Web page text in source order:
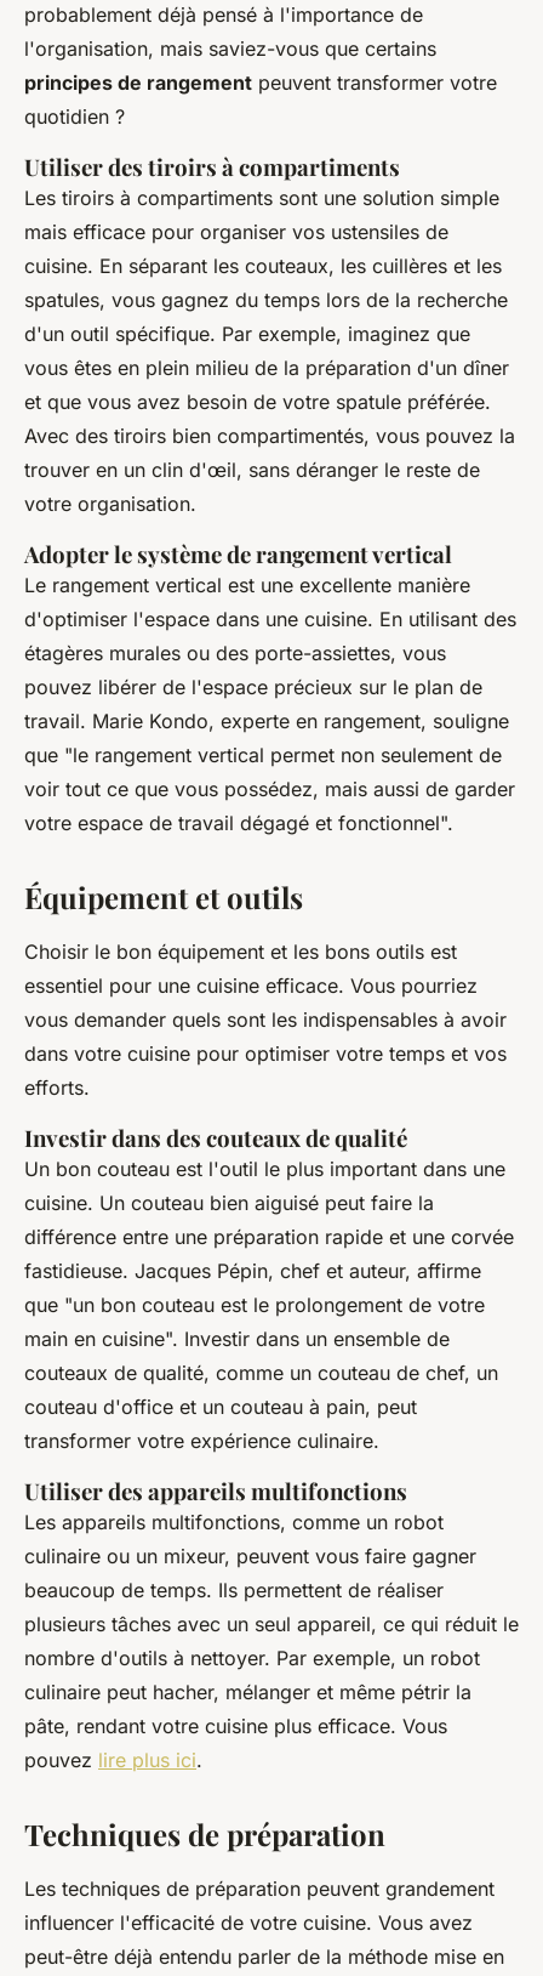
probablement déjà pensé à l'importance de
l'organisation, mais saviez-vous que certains
principes de rangement peuvent transformer votre
quotidien ?
Utiliser des tiroirs à compartiments
Les tiroirs à compartiments sont une solution simple
mais efficace pour organiser vos ustensiles de
cuisine. En séparant les couteaux, les cuillères et les
spatules, vous gagnez du temps lors de la recherche
d'un outil spécifique. Par exemple, imaginez que
vous êtes en plein milieu de la préparation d'un dîner
et que vous avez besoin de votre spatule préférée.
Avec des tiroirs bien compartimentés, vous pouvez la
trouver en un clin d'œil, sans déranger le reste de
votre organisation.
Adopter le système de rangement vertical
Le rangement vertical est une excellente manière
d'optimiser l'espace dans une cuisine. En utilisant des
étagères murales ou des porte-assiettes, vous
pouvez libérer de l'espace précieux sur le plan de
travail. Marie Kondo, experte en rangement, souligne
que "le rangement vertical permet non seulement de
voir tout ce que vous possédez, mais aussi de garder
votre espace de travail dégagé et fonctionnel".
Équipement et outils
Choisir le bon équipement et les bons outils est
essentiel pour une cuisine efficace. Vous pourriez
vous demander quels sont les indispensables à avoir
dans votre cuisine pour optimiser votre temps et vos
efforts.
Investir dans des couteaux de qualité
Un bon couteau est l'outil le plus important dans une
cuisine. Un couteau bien aiguisé peut faire la
différence entre une préparation rapide et une corvée
fastidieuse. Jacques Pépin, chef et auteur, affirme
que "un bon couteau est le prolongement de votre
main en cuisine". Investir dans un ensemble de
couteaux de qualité, comme un couteau de chef, un
couteau d'office et un couteau à pain, peut
transformer votre expérience culinaire.
Utiliser des appareils multifonctions
Les appareils multifonctions, comme un robot
culinaire ou un mixeur, peuvent vous faire gagner
beaucoup de temps. Ils permettent de réaliser
plusieurs tâches avec un seul appareil, ce qui réduit le
nombre d'outils à nettoyer. Par exemple, un robot
culinaire peut hacher, mélanger et même pétrir la
pâte, rendant votre cuisine plus efficace. Vous
pouvez lire plus ici.
Techniques de préparation
Les techniques de préparation peuvent grandement
influencer l'efficacité de votre cuisine. Vous avez
peut-être déjà entendu parler de la méthode mise en